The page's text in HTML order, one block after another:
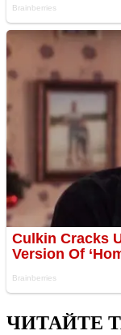
ЧИТАЙТЕ